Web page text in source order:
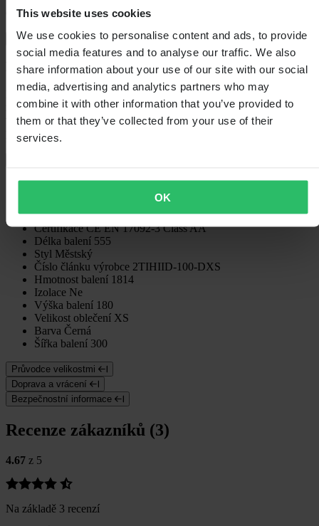
This website uses cookies
We use cookies to personalise content and ads, to provide
social media features and to analyse our traffic. We also
share information about your use of our site with our social
media, advertising and analytics partners who may
combine it with other information that you’ve provided to
them or that they’ve collected from your use of their
services.
OK
60denní lhůta pro vrácení
Zobrazit podmínky vrácení
Popis
Mikina Titan 2 je přesně to, co potřebujete na vyjížďky v létě a za
mírnějšího počasí, aby vás na cestách ochladila, ale nezatěžovala
vás, když jste mimo motorku. Jedná se o přiléhavou mikinu s kapucí
pro volný čas se všemi bezpečnostními prvky, které od značky
Richa očekáváte.
VoděodolnýNe
CertifikaceCE EN 17092-3 Class AA
Délka balení 555
Styl Městský
Číslo článku výrobce 2TIHIID-100-DXS
Hmotnost balení 1814
Izolace Ne
Výška balení 180
Velikost oblečení XS
Barva Černá
Šířka balení 300
Průvodce velikostmi
Doprava a vrácení
Bezpečnostní informace
Recenze zákazníků (3)
4.67 z 5
Na základě 3 recenzí